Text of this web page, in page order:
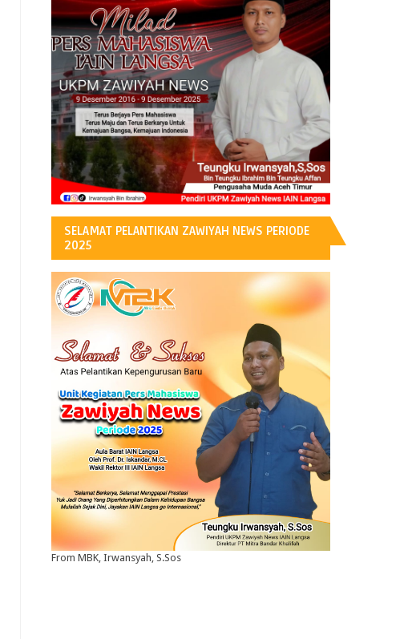
C
H
SELAMAT PELANTIKAN ZAWIYAH NEWS PERIODE
2025
From MBK, Irwansyah, S.Sos